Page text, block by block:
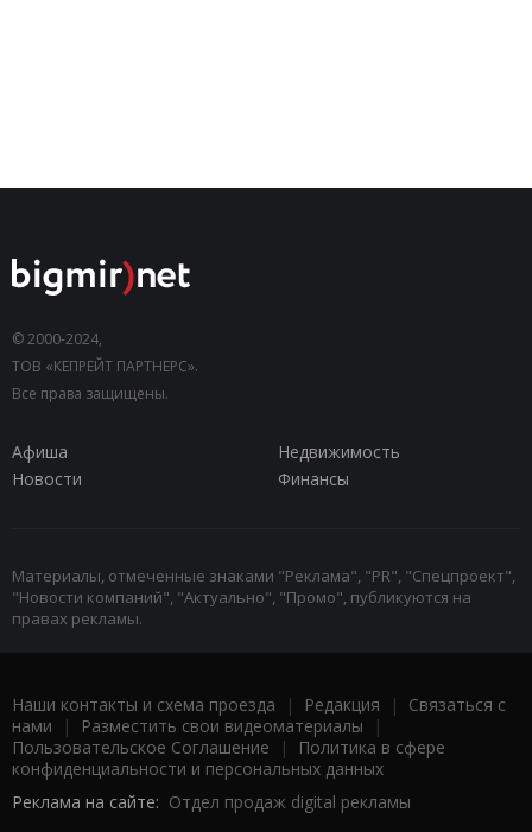
© 2000-2024,
ТОВ «КЕПРЕЙТ ПАРТНЕРС».
Все права защищены.
Афиша
Недвижимость
Новости
Финансы
Материалы, отмеченные знаками "Реклама", "PR", "Спецпроект",
"Новости компаний", "Актуально", "Промо", публикуются на
правах рекламы.
Наши контакты и схема проезда | Редакция | Связаться с
нами | Разместить свои видеоматериалы |
Пользовательское Соглашение |
Политика в сфере
конфиденциальности и персональных данных
Реклама на сайте: Отдел продаж digital рекламы